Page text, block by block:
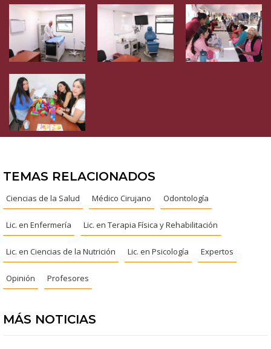
TEMAS RELACIONADOS
Ciencias de la Salud Médico Cirujano Odontología
Lic. en Enfermería Lic. en Terapia Física y Rehabilitación
Lic. en Ciencias de la Nutrición Lic. en Psicología Expertos
Opinión Profesores
MÁS NOTICIAS